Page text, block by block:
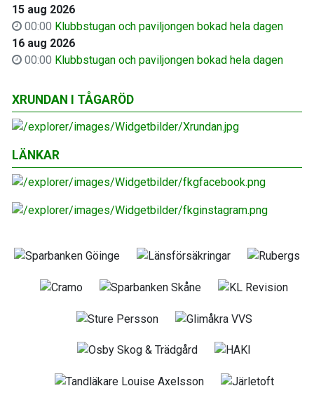
15 aug 2026
00:00 Klubbstugan och paviljongen bokad hela dagen
16 aug 2026
00:00 Klubbstugan och paviljongen bokad hela dagen
XRUNDAN I TÅGARÖD
LÄNKAR